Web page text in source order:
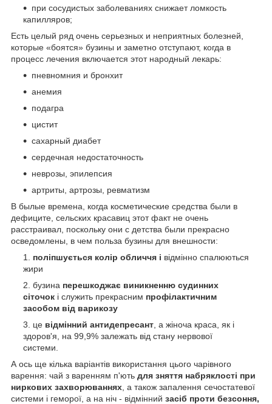
при сосудистых заболеваниях снижает ломкость
капилляров;
Есть целый ряд очень серьезных и неприятных болезней,
которые «боятся» бузины и заметно отступают, когда в
процесс лечения включается этот народный лекарь:
пневномния и бронхит
анемия
подагра
цистит
сахарный диабет
сердечная недостаточность
неврозы, эпилепсия
артриты, артрозы, ревматизм
В былые времена, когда косметические средства были в
дефиците, сельских красавиц этот факт не очень
расстраивал, поскольку они с детства были прекрасно
осведомлены, в чем польза бузины для внешности:
поліпшується колір обличчя і відмінно спалюються
жири
бузина перешкоджає виникненню судинних
сіточок і служить прекрасним профілактичним
засобом від варикозу
це відмінний антидепресант , а жіноча краса, як і
здоров'я, на 99,9% залежать від стану нервової
системи.
А ось ще кілька варіантів використання цього чарівного
варення: чай з варенням п'ють для зняття набряклості при
ниркових захворюваннях , а також запалення сечостатевої
системи і геморої, а на ніч - відмінний засіб проти безсоння,